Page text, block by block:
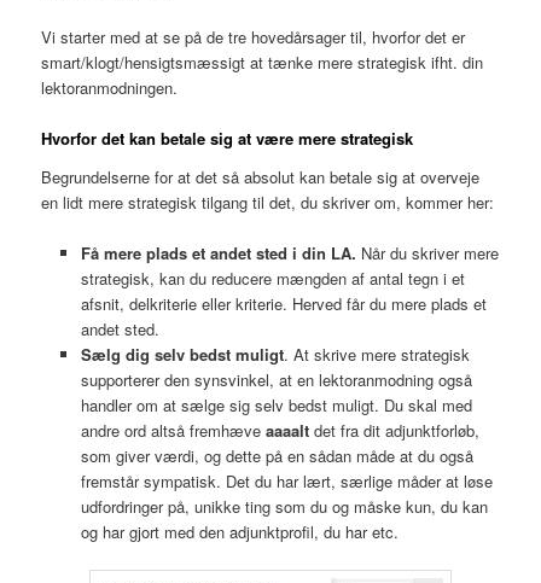
Vi starter med at se på de tre hovedårsager til, hvorfor det er
smart/klogt/hensigtsmæssigt at tænke mere strategisk ifht. din
lektoranmodningen.
Hvorfor det kan betale sig at være mere strategisk
Begrundelserne for at det så absolut kan betale sig at overveje
en lidt mere strategisk tilgang til det, du skriver om, kommer her:
Få mere plads et andet sted i din LA. Når du skriver mere
strategisk, kan du reducere mængden af antal tegn i et
afsnit, delkriterie eller kriterie. Herved får du mere plads et
andet sted.
Sælg dig selv bedst muligt. At skrive mere strategisk
supporterer den synsvinkel, at en lektoranmodning også
handler om at sælge sig selv bedst muligt. Du skal med
andre ord altså fremhæve aaaaltdet fra dit adjunktforløb,
som giver værdi, og dette på en sådan måde at du også
fremstår sympatisk. Det du har lært, særlige måder at løse
udfordringer på, unikke ting som du og måske kun, du kan
og har gjort med den adjunktprofil, du har etc.